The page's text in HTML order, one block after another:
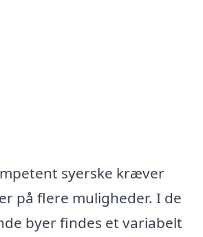
syerske kræver
på flere muligheder. I de
byer findes et variabelt